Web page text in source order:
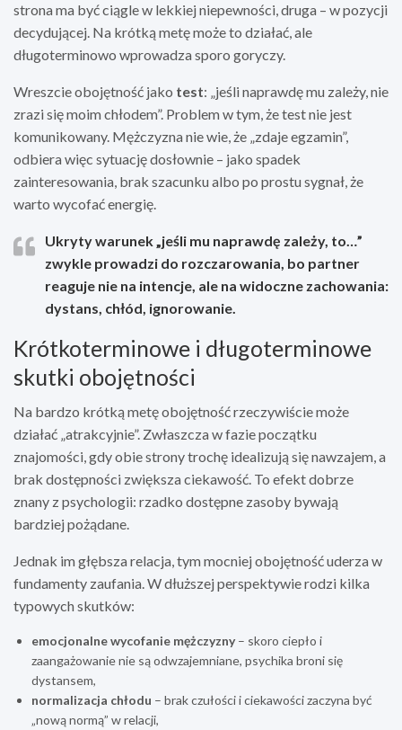
strona ma być ciągle w lekkiej niepewności, druga – w pozycji
decydującej. Na krótką metę może to działać, ale
długoterminowo wprowadza sporo goryczy.
Wreszcie obojętność jako test: „jeśli naprawdę mu zależy, nie
zrazi się moim chłodem”. Problem w tym, że test nie jest
komunikowany. Mężczyzna nie wie, że „zdaje egzamin”,
odbiera więc sytuację dosłownie – jako spadek
zainteresowania, brak szacunku albo po prostu sygnał, że
warto wycofać energię.
Ukryty warunek „jeśli mu naprawdę zależy, to…”
zwykle prowadzi do rozczarowania, bo partner
reaguje nie na intencje, ale na widoczne zachowania:
dystans, chłód, ignorowanie.
Krótkoterminowe i długoterminowe
skutki obojętności
Na bardzo krótką metę obojętność rzeczywiście może
działać „atrakcyjnie”. Zwłaszcza w fazie początku
znajomości, gdy obie strony trochę idealizują się nawzajem, a
brak dostępności zwiększa ciekawość. To efekt dobrze
znany z psychologii: rzadko dostępne zasoby bywają
bardziej pożądane.
Jednak im głębsza relacja, tym mocniej obojętność uderza w
fundamenty zaufania. W dłuższej perspektywie rodzi kilka
typowych skutków:
emocjonalne wycofanie mężczyzny– skoro ciepło i
zaangażowanie nie są odwzajemniane, psychika broni się
dystansem,
normalizacja chłodu – brak czułości i ciekawości zaczyna być
„nową normą” w relacji,